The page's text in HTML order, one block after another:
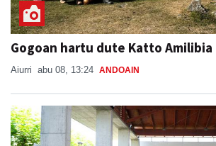
Gogoan hartu dute Katto
Aiurri abu 08, 13:24 ANDOAIN